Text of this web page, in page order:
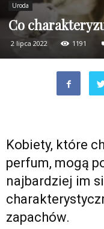
Uroda
Co
2 lipca 2022 1191
Kobiety, które
perfum, mogą
najbardziej im
zapachów.